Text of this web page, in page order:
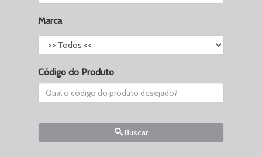
Marca
Código do Produto
Buscar